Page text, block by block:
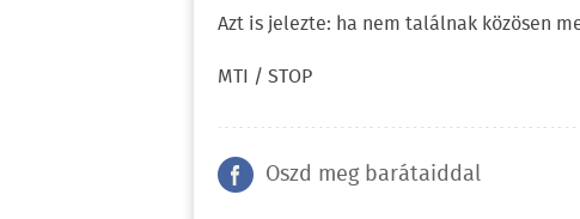
Azt is jelezte: ha nem találnak közösen
MTI / STOP
Oszd meg barátaiddal